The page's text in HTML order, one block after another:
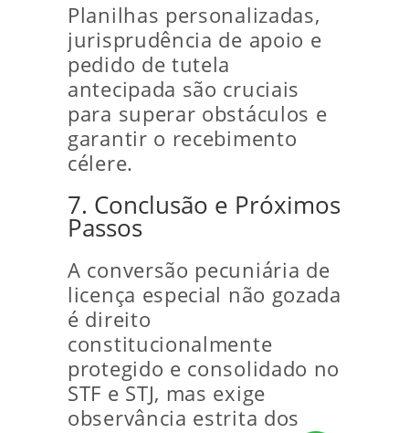
Planilhas personalizadas,
jurisprudência de apoio e
pedido de tutela
antecipada são cruciais
para superar obstáculos e
garantir o recebimento
célere.
7. Conclusão e Próximos
Passos
A conversão pecuniária de
licença especial não gozada
é direito
constitucionalmente
protegido e consolidado no
STF e STJ, mas exige
observância estrita dos